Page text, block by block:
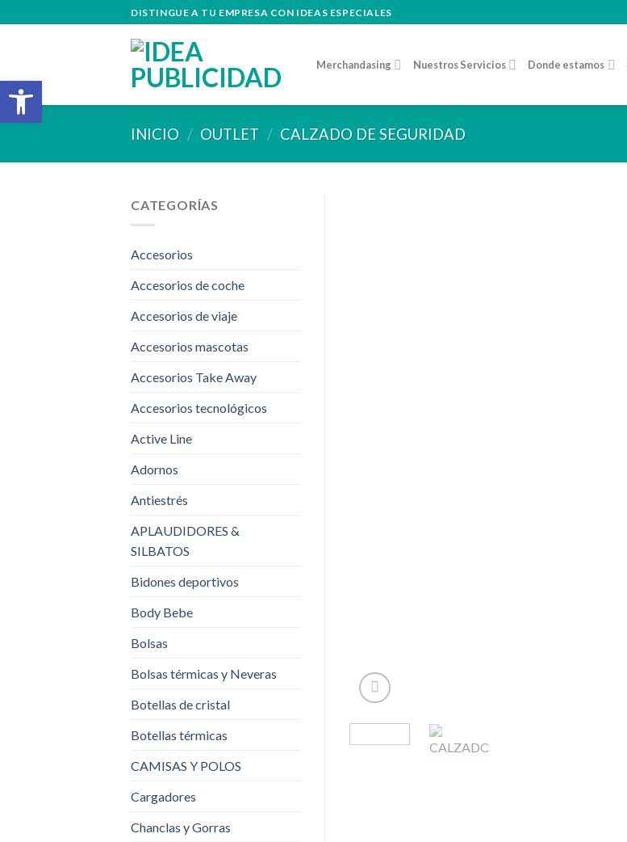
to
DISTINGUE A TU EMPRESA CON IDEAS ESPECIALES
Merchandasing Nuestros Servicios Donde estamos
INICIO / OUTLET / CALZADO DE SEGURIDAD
CATEGORÍAS
Accesorios
Accesorios de coche
Accesorios de viaje
Accesorios mascotas
Accesorios Take Away
Accesorios tecnológicos
Active Line
Adornos
Antiestrés
APLAUDIDORES &
SILBATOS
Bidones deportivos
Body Bebe
Bolsas
Bolsas térmicas y Neveras
Botellas de cristal
Botellas térmicas
CAMISAS Y POLOS
Cargadores
Chanclas y Gorras
Abrir barra de herramientas